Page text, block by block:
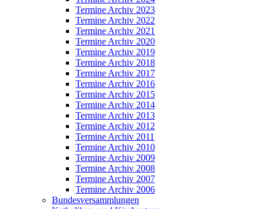
Termine Archiv 2023
Termine Archiv 2022
Termine Archiv 2021
Termine Archiv 2020
Termine Archiv 2019
Termine Archiv 2018
Termine Archiv 2017
Termine Archiv 2016
Termine Archiv 2015
Termine Archiv 2014
Termine Archiv 2013
Termine Archiv 2012
Termine Archiv 2011
Termine Archiv 2010
Termine Archiv 2009
Termine Archiv 2008
Termine Archiv 2007
Termine Archiv 2006
Bundesversammlungen